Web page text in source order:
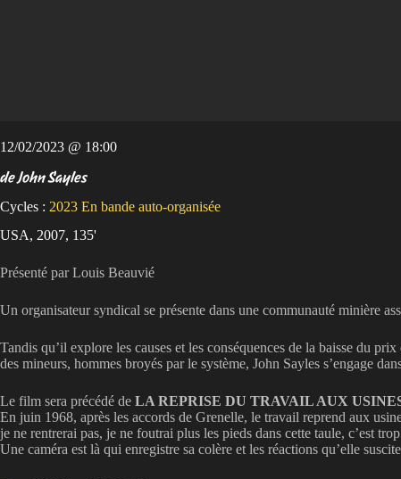
12/02/2023 @ 18:00
de John Sayles
Cycles : 2023 En bande auto-organisée
USA, 2007, 135'
Présenté par Louis Beauvié
Un organisateur syndical se présente dans une communauté minière
Tandis qu’il explore les causes et les conséquences de la baisse du
des mineurs, hommes broyés par le système, John Sayles s’engage
Le film sera précédé de LA REPRISE DU TRAVAIL AUX
En juin 1968, après les accords de Grenelle, le travail reprend aux
je ne rentrerai pas, je ne foutrai plus les pieds dans cette taule, c’est
Une caméra est là qui enregistre sa colère et les réactions qu’elle